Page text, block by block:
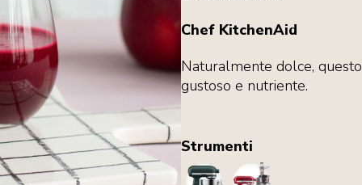
Chef KitchenAid
Naturalmente dolce,
gustoso e nutriente.
Strumenti
StandMixerSlowJuicer